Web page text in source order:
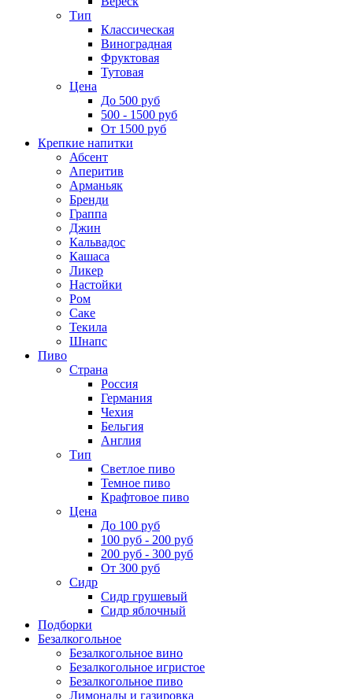
Тип
Классическая
Виноградная
Фруктовая
Тутовая
Цена
До 500 руб
500 - 1500 руб
От 1500 руб
Крепкие напитки
Абсент
Аперитив
Арманьяк
Бренди
Граппа
Джин
Кальвадос
Кашаса
Ликер
Настойки
Ром
Саке
Текила
Шнапс
Пиво
Страна
Россия
Германия
Чехия
Бельгия
Англия
Тип
Светлое пиво
Темное пиво
Крафтовое пиво
Цена
До 100 руб
100 руб - 200 руб
200 руб - 300 руб
От 300 руб
Сидр
Сидр грушевый
Сидр яблочный
Подборки
Безалкогольное
Безалкогольное вино
Безалкогольное игристое
Безалкогольное пиво
Лимонады и газировка